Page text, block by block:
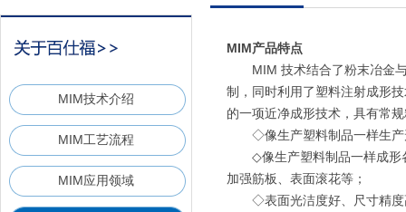
MIM技术介绍
MIM工艺流程
MIM应用领域
MIM产品特点
MIM 技术结合了粉末冶金与
制，同时利用了塑料注射成形
的一项近净成形技术，具有常
◇像生产塑料制品一样生产
◇像生产塑料制品一样成形各
加强筋板、表面滚花等；
◇表面光洁度好、尺寸精度